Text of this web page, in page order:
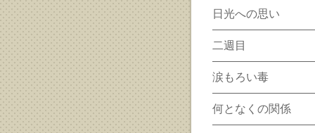
日光への思い
二週目
涙もろい毒
何となくの関係